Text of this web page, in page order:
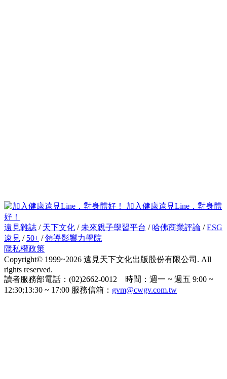
加入健康遠見Line，對身體
好！
遠見雜誌 / 天下文化 /未來親子學習平台 / 哈佛商業評論 /ESG
遠見 / 50+ /領導影響力學院
隱私權政策
Copyright© 1999~2026 遠見天下文化出版股份有限公司. All
rights reserved.
讀者服務部電話：(02)2662-0012 時間：週一 ~ 週五 9:00 ~
12:30;13:30 ~ 17:00 服務信箱： gvm@cwgv.com.tw